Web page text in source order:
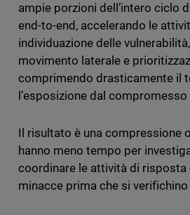
ampie porzioni dell’intero ciclo
end-to-end, accelerando le
individuazione delle
movimento laterale e
comprimendo drasticamente il
l’esposizione dal
Il risultato è una compressione
hanno meno tempo per
coordinare le attività di risposta
minacce prima che si